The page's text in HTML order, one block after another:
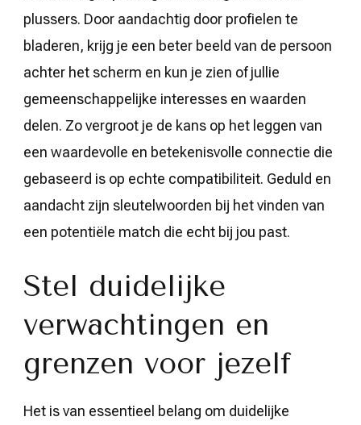
plussers. Door aandachtig door profielen te
bladeren, krijg je een beter beeld van de persoon
achter het scherm en kun je zien of jullie
gemeenschappelijke interesses en waarden
delen. Zo vergroot je de kans op het leggen van
een waardevolle en betekenisvolle connectie die
gebaseerd is op echte compatibiliteit. Geduld en
aandacht zijn sleutelwoorden bij het vinden van
een potentiële match die echt bij jou past.
Stel duidelijke
verwachtingen en
grenzen voor jezelf
Het is van essentieel belang om duidelijke